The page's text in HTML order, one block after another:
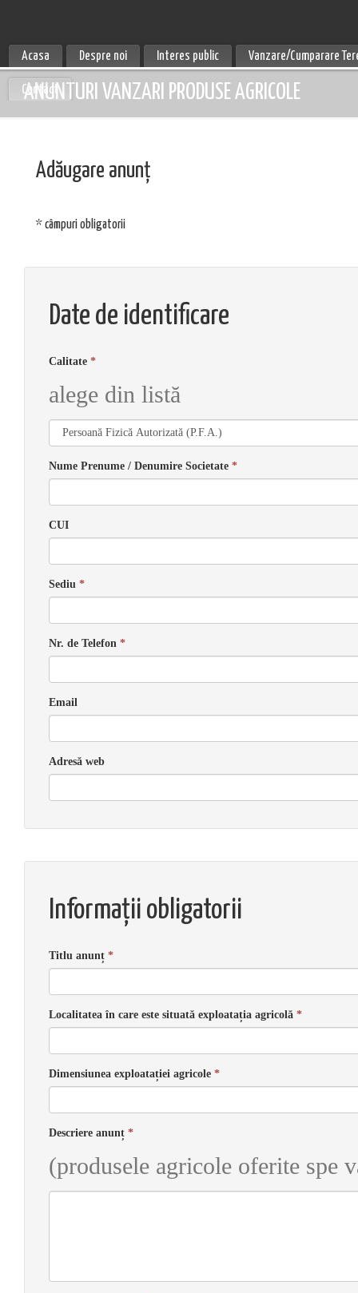
Acasa Despre noi Interes public Vanzare/Cumparare
Contact
ANUNTURI VANZARI PRODUSE AGRICOLE
Adăugare anunț
* câmpuri obligatorii
Date de identificare
Calitate *
alege din listă
Nume Prenume / Denumire Societate *
CUI
Sediu *
Nr. de Telefon *
Email
Adresă web
Informații obligatorii
Titlu anunț *
Localitatea în care este situată exploatația agricolă *
Dimensiunea exploatației agricole *
Descriere anunț *
(produsele agricole oferite spe